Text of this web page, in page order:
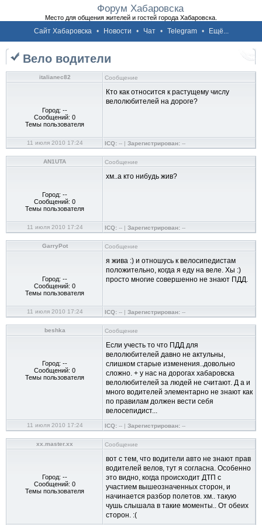
Форум Хабаровска
Место для общения жителей и гостей города Хабаровска.
Сайт Хабаровска • Новости • Чат • Telegram • Ещё...
Вело водители
italianec82 Сообщение
Город: --
Сообщений: 0
Темы пользователя
Кто как относится к растущему числу
велолюбителей на дороге?
11 июля 2010 17:24 ICQ: -- | Зарегистрирован: --
AN1UTA Сообщение
Город: --
Сообщений: 0
Темы пользователя
хм..а кто нибудь жив?
11 июля 2010 17:24 ICQ: -- | Зарегистрирован: --
GarryPot Сообщение
Город: --
Сообщений: 0
Темы пользователя
я жива :) и отношусь к велосипедистам
положительно, когда я еду на веле. Хы :)
просто многие совершенно не знают ПДД.
11 июля 2010 17:24 ICQ: -- | Зарегистрирован: --
beshka Сообщение
Город: --
Сообщений: 0
Темы пользователя
Если учесть то что ПДД для
велолюбителей давно не актульны,
слишком старые изменения..довольно
сложно. + у нас на дорогах хабаровска
велолюбителей за людей не считают. Д а и
много водителей элементарно не знают как
по правилам должен вести себя
велосепидист...
11 июля 2010 17:24 ICQ: -- | Зарегистрирован: --
xx.master.xx Сообщение
Город: --
Сообщений: 0
Темы пользователя
вот с тем, что водители авто не знают прав
водителей велов, тут я согласна. Особенно
это видно, когда происходит ДТП с
участием вышеозначенных сторон, и
начинается разбор полетов. хм.. такую
чушь слышала в такие моменты.. От обеих
сторон. :(